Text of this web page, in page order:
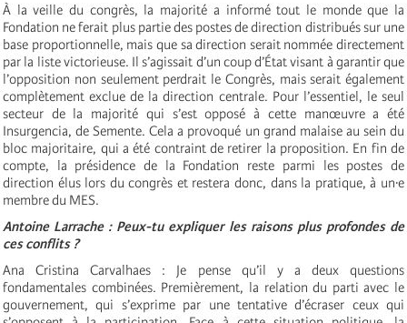
À la veille du congrès, la majorité a informé tout le monde que la
Fondation ne ferait plus partie des postes de direction distribués sur une
base proportionnelle, mais que sa direction serait nommée directement
par la liste victorieuse. Il s’agissait d’un coup d’État visant à garantir que
l’opposition non seulement perdrait le Congrès, mais serait également
complètement exclue de la direction centrale. Pour l’essentiel, le seul
secteur de la majorité qui s’est opposé à cette manœuvre a été
Insurgencia, de Semente. Cela a provoqué un grand malaise au sein du
bloc majoritaire, qui a été contraint de retirer la proposition. En fin de
compte, la présidence de la Fondation reste parmi les postes de
direction élus lors du congrès et restera donc, dans la pratique, à un·e
membre du MES.
Antoine Larrache : Peux-tu expliquer les raisons plus profondes de
ces conflits ?
Ana Cristina Carvalhaes : Je pense qu’il y a deux questions
fondamentales combinées. Premièrement, la relation du parti avec le
gouvernement, qui s’exprime par une tentative d’écraser ceux qui